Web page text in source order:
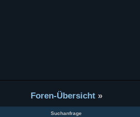
Foren-Übersicht»
Suchanfrage